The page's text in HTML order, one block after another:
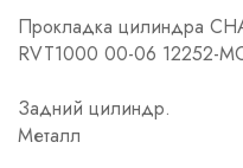
Прокладка цилиндра
RVT1000 00-06 12252-
Задний цилиндр.
Металл